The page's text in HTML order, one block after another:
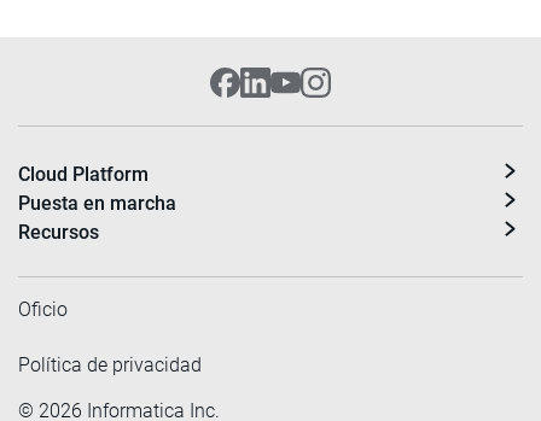
Cloud Platform
Puesta en marcha
Recursos
Oficio
Política de privacidad
© 2026 Informatica Inc.